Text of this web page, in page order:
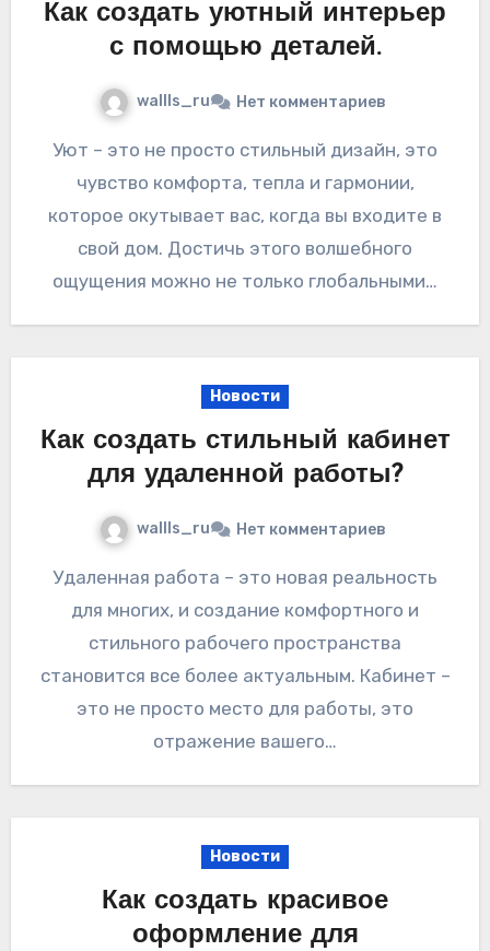
Как создать уютный интерьер
с помощью деталей.
wallls_ru Нет комментариев
Уют – это не просто стильный дизайн, это
чувство комфорта, тепла и гармонии,
которое окутывает вас, когда вы входите в
свой дом. Достичь этого волшебного
ощущения можно не только глобальными…
Новости
Как создать стильный кабинет
для удаленной работы?
wallls_ru Нет комментариев
Удаленная работа – это новая реальность
для многих, и создание комфортного и
стильного рабочего пространства
становится все более актуальным. Кабинет –
это не просто место для работы, это
отражение вашего…
Новости
Как создать красивое
оформление для